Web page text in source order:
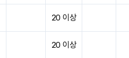
20 이상
20 이상